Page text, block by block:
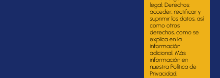
legal; Derechos:
acceder, rectificar y
suprimir los datos, así
como otros
derechos, como se
explica en la
información
adicional. Más
información en
nuestra Política de
Privacidad.